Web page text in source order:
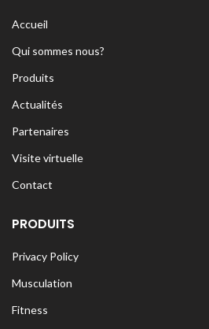
Accueil
Qui sommes nous?
Produits
Actualités
Partenaires
Visite virtuelle
Contact
PRODUITS
Privacy Policy
Musculation
Fitness